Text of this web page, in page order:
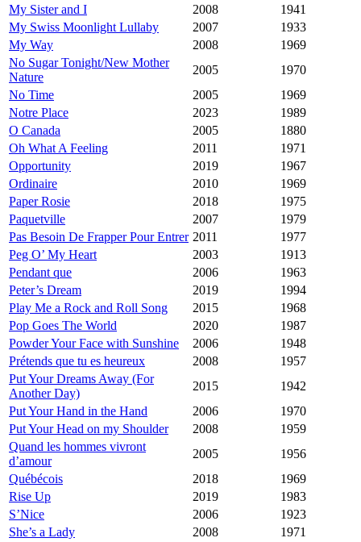
My Sister and I
2008
1941
My Swiss Moonlight Lullaby
2007
1933
My Way
2008
1969
No Sugar Tonight/New Mother
Nature
2005
1970
No Time
2005
1969
Notre Place
2023
1989
O Canada
2005
1880
Oh What A Feeling
2011
1971
Opportunity
2019
1967
Ordinaire
2010
1969
Paper Rosie
2018
1975
Paquetville
2007
1979
Pas Besoin De Frapper Pour Entrer 2011
1977
Peg O’ My Heart
2003
1913
Pendant que
2006
1963
Peter’s Dream
2019
1994
Play Me a Rock and Roll Song
2015
1968
Pop Goes The World
2020
1987
Powder Your Face with Sunshine
2006
1948
Prétends que tu es heureux
2008
1957
Put Your Dreams Away (For
Another Day)
2015
1942
Put Your Hand in the Hand
2006
1970
Put Your Head on my Shoulder
2008
1959
Quand les hommes vivront
d’amour
2005
1956
Québécois
2018
1969
Rise Up
2019
1983
S’Nice
2006
1923
She’s a Lady
2008
1971